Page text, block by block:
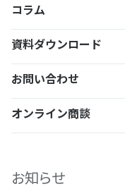
コラム
資料ダウンロード
お問い合わせ
オンライン商談
お知らせ